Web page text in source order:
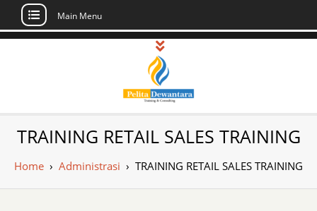
Skip
Main Menu
Pusat Pelatihan
dan Sertifikasi –
Daftar Training
Sertifikasi di Indonesia
TRAINING RETAIL SALES TRAINING
Home › Administrasi › TRAINING RETAIL SALES TRAINING